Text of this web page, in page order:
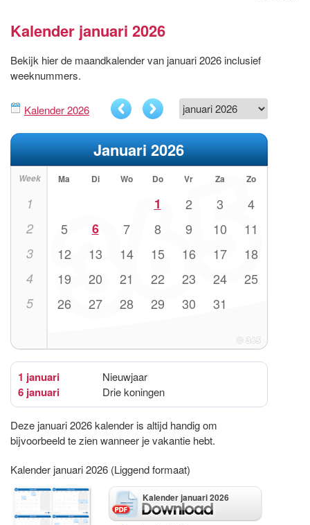
Kalender januari 2026
Bekijk hier de maandkalender van januari 2026 inclusief
weeknummers.
Kalender 2026
Januari 2026
Week Ma Di Wo Do Vr Za Zo
1 1 2 3 4
2 5 6 7 8 9 10 11
3 12 13 14 15 16 17 18
4 19 20 21 22 23 24 25
5 26 27 28 29 30 31
1 januari Nieuwjaar
6 januari Drie koningen
Deze januari 2026 kalender is altijd handig om
bijvoorbeeld te zien wanneer je vakantie hebt.
Kalender januari 2026 (Liggend formaat)
Kalender januari 2026